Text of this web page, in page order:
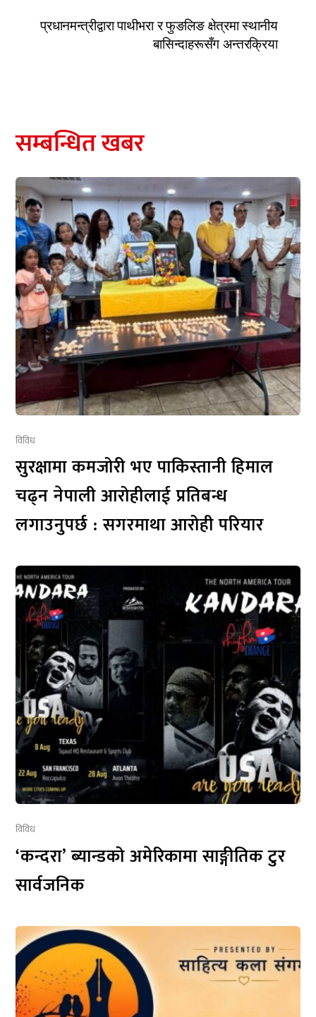
प्रधानमन्त्रीद्वारा पाथीभरा र फुङलिङ क्षेत्रमा स्थानीय
बासिन्दाहरूसँग अन्तरक्रिया
सम्बन्धित खबर
विविध
सुरक्षामा कमजोरी भए पाकिस्तानी हिमाल
चढ्न नेपाली आरोहीलाई प्रतिबन्ध
लगाउनुपर्छ : सगरमाथा आरोही परियार
विविध
‘कन्दरा’ ब्यान्डको अमेरिकामा साङ्गीतिक टुर
सार्वजनिक